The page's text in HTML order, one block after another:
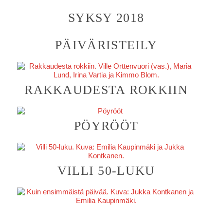
SYKSY 2018
PÄIVÄRISTEILY
RAKKAUDESTA ROKKIIN
PÖYRÖÖT
VILLI 50-LUKU